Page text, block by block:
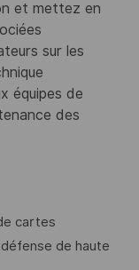
et mettez en
sur les
équipes de
des
cartes
de haute